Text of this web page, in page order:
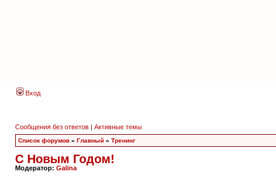
Вход
Сообщения без ответов | Активные темы
Список форумов » Главный » Тренинг
C Новым Годом!
Модератор: Galina